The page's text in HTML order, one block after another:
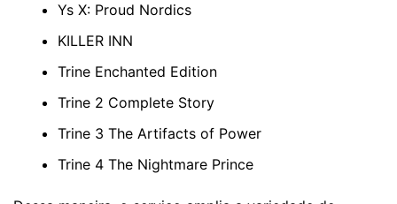
Ys X: Proud Nordics
KILLER INN
Trine Enchanted Edition
Trine 2 Complete Story
Trine 3 The Artifacts of Power
Trine 4 The Nightmare Prince